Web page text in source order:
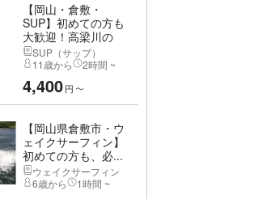
【岡山・倉敷・
SUP】初めての方も
大歓迎！高梁川の
中...SUP（サップ）
11歳から
2時間 ~
4,400円 〜
【岡山県倉敷市・ウ
ェイクサーフィン】
初めての方も、必...
ウェイクサーフィン
6歳から
1時間 ~